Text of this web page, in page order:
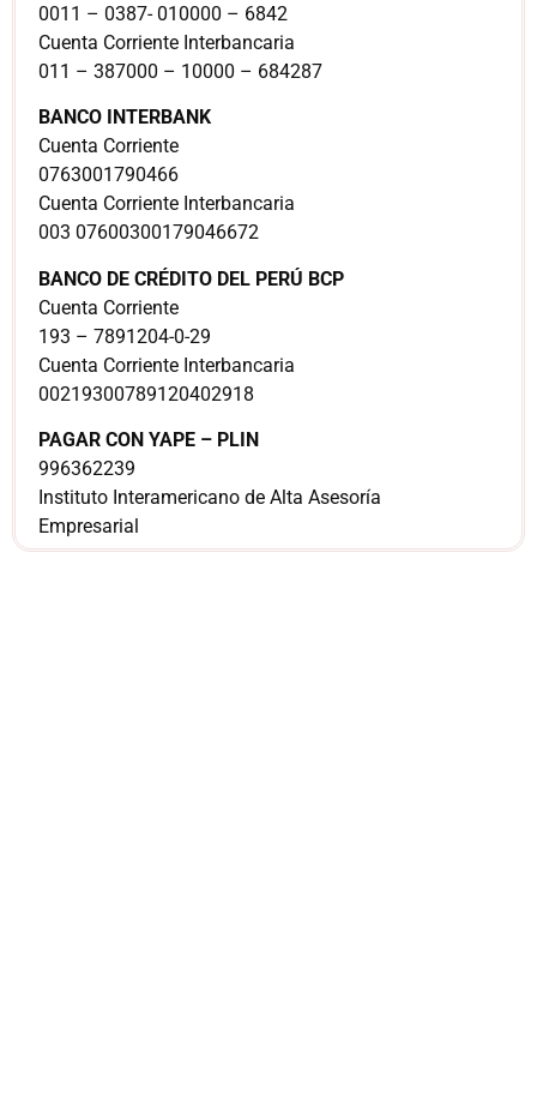
0011 – 0387- 010000 – 6842
Cuenta Corriente Interbancaria
011 – 387000 – 10000 – 684287
BANCO INTERBANK
Cuenta Corriente
0763001790466
Cuenta Corriente Interbancaria
003 07600300179046672
BANCO DE CRÉDITO DEL PERÚ BCP
Cuenta Corriente
193 – 7891204-0-29
Cuenta Corriente Interbancaria
00219300789120402918
PAGAR CON YAPE – PLIN
996362239
Instituto Interamericano de Alta Asesoría
Empresarial